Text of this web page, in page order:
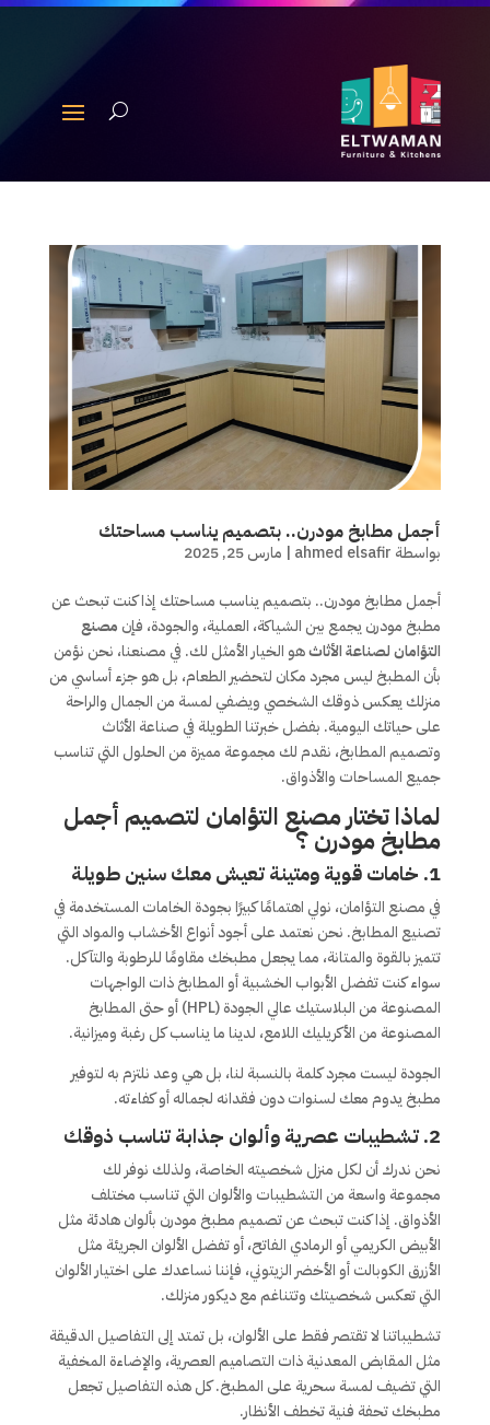
أجمل مطابخ مودرن.. بتصميم يناسب مساحتك
بواسطة ahmed elsafir
| مارس 25, 2025
أجمل مطابخ مودرن.. بتصميم يناسب مساحتك إذا كنت تبحث عن
مطبخ مودرن يجمع بين الشياكة، العملية، والجودة، فإن مصنع
التؤامان لصناعة الأثاثهو الخيار الأمثل لك. في مصنعنا، نحن نؤمن
بأن المطبخ ليس مجرد مكان لتحضير الطعام، بل هو جزء أساسي من
منزلك يعكس ذوقك الشخصي ويضفي لمسة من الجمال والراحة
على حياتك اليومية. بفضل خبرتنا الطويلة في صناعة الأثاث
وتصميم المطابخ، نقدم لك مجموعة مميزة من الحلول التي تناسب
جميع المساحات والأذواق.
لماذا تختار مصنع التؤامان لتصميم أجمل
مطابخ مودرن ؟
1. خامات قوية ومتينة تعيش معك سنين طويلة
في مصنع التؤامان، نولي اهتمامًا كبيرًا بجودة الخامات المستخدمة في
تصنيع المطابخ. نحن نعتمد على أجود أنواع الأخشاب والمواد التي
تتميز بالقوة والمتانة، مما يجعل مطبخك مقاومًا للرطوبة والتآكل.
سواء كنت تفضل الأبواب الخشبية أو المطابخ ذات الواجهات
المصنوعة من البلاستيك عالي الجودة (HPL) أو حتى المطابخ
المصنوعة من الأكريليك اللامع، لدينا ما يناسب كل رغبة وميزانية.
الجودة ليست مجرد كلمة بالنسبة لنا، بل هي وعد نلتزم به لتوفير
مطبخ يدوم معك لسنوات دون فقدانه لجماله أو كفاءته.
2. تشطيبات عصرية وألوان جذابة تناسب ذوقك
نحن ندرك أن لكل منزل شخصيته الخاصة، ولذلك نوفر لك
مجموعة واسعة من التشطيبات والألوان التي تناسب مختلف
الأذواق. إذا كنت تبحث عن تصميم مطبخ مودرن بألوان هادئة مثل
الأبيض الكريمي أو الرمادي الفاتح، أو تفضل الألوان الجريئة مثل
الأزرق الكوبالت أو الأخضر الزيتوني، فإننا نساعدك على اختيار الألوان
التي تعكس شخصيتك وتتناغم مع ديكور منزلك.
تشطيباتنا لا تقتصر فقط على الألوان، بل تمتد إلى التفاصيل الدقيقة
مثل المقابض المعدنية ذات التصاميم العصرية، والإضاءة المخفية
التي تضيف لمسة سحرية على المطبخ. كل هذه التفاصيل تجعل
مطبخك تحفة فنية تخطف الأنظار.